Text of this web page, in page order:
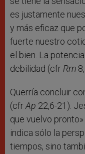
es justamente
y más eficaz que
fuerte nuestro
el bien. La
debilidad (cfrRm
Querría concluir
(cfrAp 22,6-21).
que vuelvo pronto»
indica sólo la
tiempos, sino